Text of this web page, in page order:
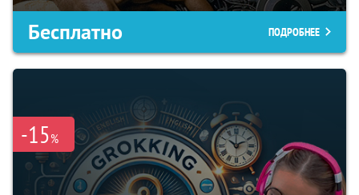
Бесплатно ПОДРОБНЕЕ
-15%